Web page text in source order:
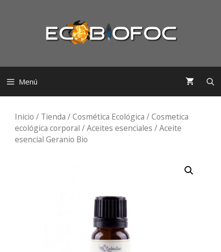
Menú
Inicio / Tienda /Cosmética Ecológica /Cosmetica
ecológica corporal /Aceites esenciales / Aceite
esencial Geranio Bio